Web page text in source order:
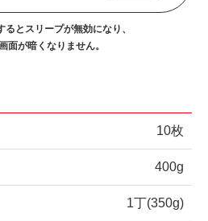
とスリープが無効になり、
面が暗くなりません。
10枚
400g
1丁(350g)